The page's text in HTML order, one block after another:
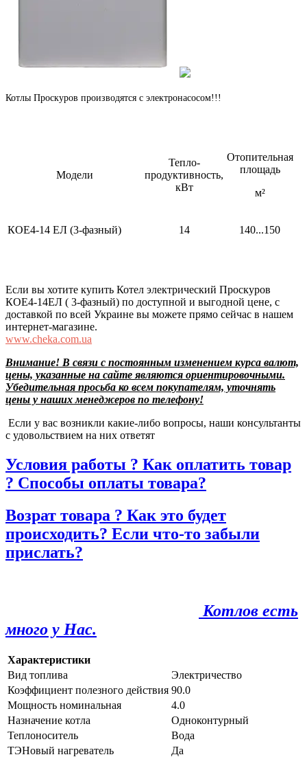
Котлы Проскуров производятся с электронасосом!!!
Модели
Тепло-
продуктивность,
кВт
Отопительная
площадь
м²
КОЕ4-14 ЕЛ (3-фазный) 14 140...150
Если вы хотите купить Котел электрический Проскуров
КОЕ4-14ЕЛ ( 3-фазный) по доступной и выгодной цене, с
доставкой по всей Украине вы можете прямо сейчас в нашем
интернет-магазине.
www.cheka.com.ua
Внимание! В связи с постоянным изменением курса валют,
цены, указанные на сайте являются ориентировочными.
Убедительная просьба ко всем покупателям, уточнять
цены у наших менеджеров по телефону!
Если у вас возникли какие-либо вопросы, наши консультанты
с удовольствием на них ответят
Условия работы ? Как оплатить товар
? Способы оплаты товара?
Возрат товара ? Как это будет
происходить? Если что-то забыли
прислать?
Котлов есть
много у Нас.
Характеристики
Вид топлива
Электричество
Коэффициент полезного действия 90.0
Мощность номинальная
4.0
Назначение котла
Одноконтурный
Теплоноситель
Вода
ТЭНовый нагреватель
Да